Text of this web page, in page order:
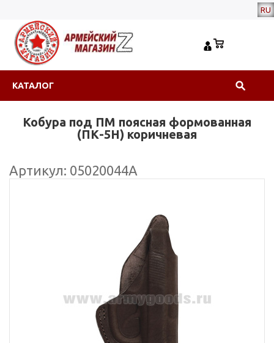
RU
КАТАЛОГ
Кобура под ПМ поясная формованная
(ПК-5Н) коричневая
Артикул: 05020044А